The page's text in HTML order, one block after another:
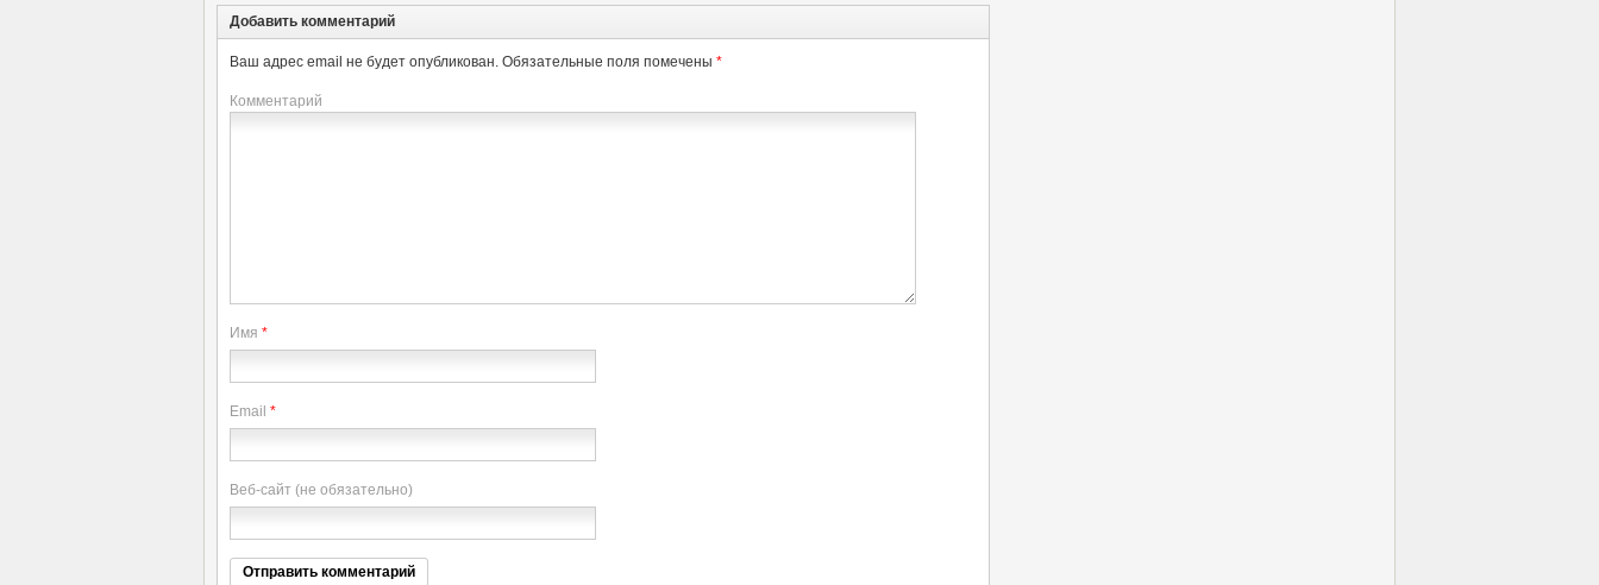
Добавить комментарий
Ваш адрес email не будет опубликован. Обязательные поля помечены *
Комментарий
Имя *
Email *
Веб-сайт (не обязательно)